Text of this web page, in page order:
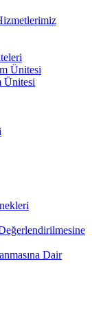
Ünitesi
Ünitesi
Dair